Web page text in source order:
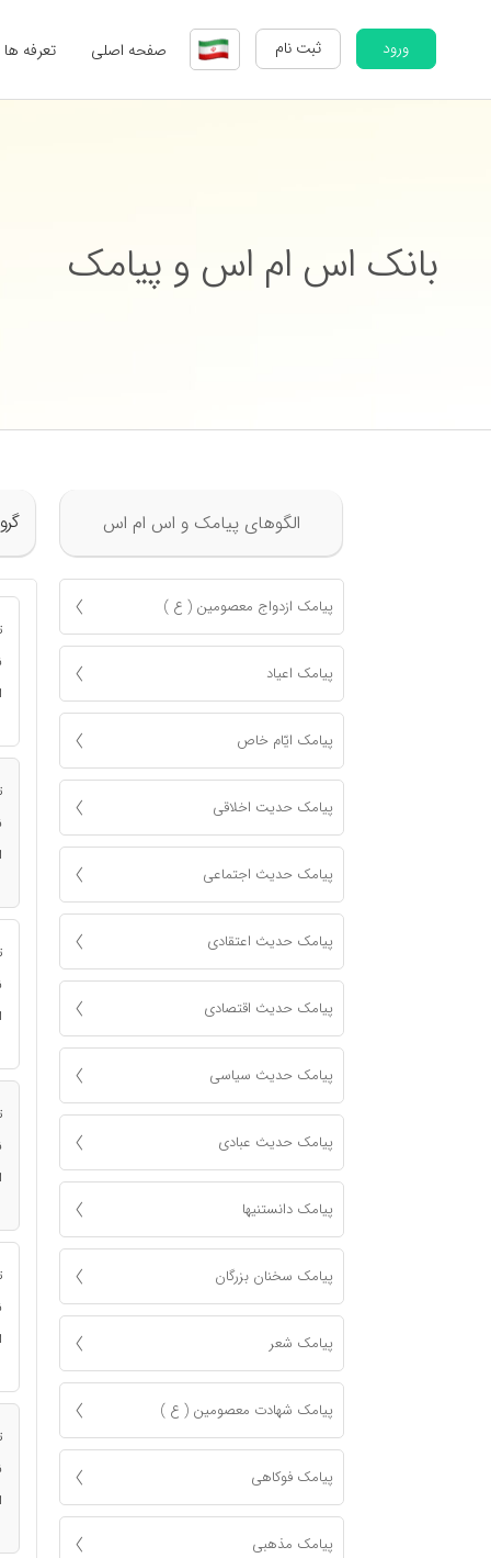
ورود ثبت نام صفحه اصلی تعرفه ها
بانک اس ام اس و پیامک
الگوهای پیامک و اس ام اس
پیامک ازدواج معصومين ( ع )
پیامک اعياد
پیامک ايّام خاص
پیامک حدیت اخلاقی
پیامک حدیث اجتماعی
پیامک حدیث اعتقادی
پیامک حدیث اقتصادی
پیامک حدیث سیاسی
پیامک حدیث عبادی
پیامک دانستنیها
پیامک سخنان بزرگان
پیامک شعر
پیامک شهادت معصومين ( ع )
پیامک فوکاهی
پیامک مذهبی